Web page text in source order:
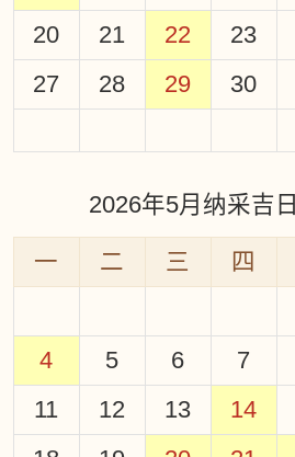
20
21 22 23
27
28 29 30
2026年5月纳采吉日
一 二 三 四
4
5 6 7
11
12 13 14